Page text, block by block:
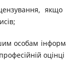
особам